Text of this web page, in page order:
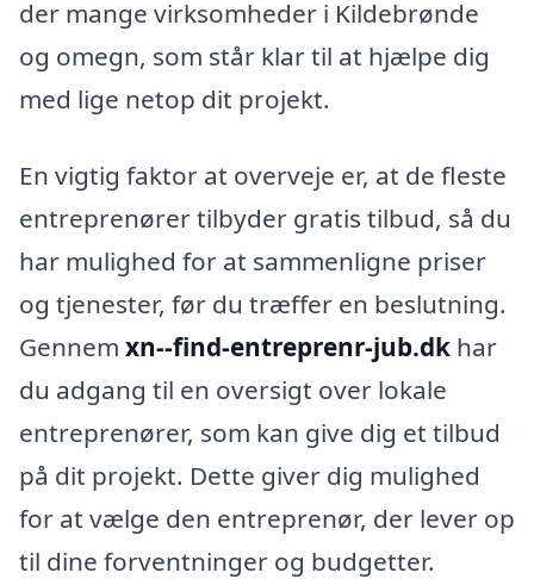
der mange virksomheder i Kildebrønde
og omegn, som står klar til at hjælpe dig
med lige netop dit projekt.
En vigtig faktor at overveje er, at de fleste
entreprenører tilbyder gratis tilbud, så du
har mulighed for at sammenligne priser
og tjenester, før du træffer en beslutning.
Gennem xn--find-entreprenr-jub.dk har
du adgang til en oversigt over lokale
entreprenører, som kan give dig et tilbud
på dit projekt. Dette giver dig mulighed
for at vælge den entreprenør, der lever op
til dine forventninger og budgetter.